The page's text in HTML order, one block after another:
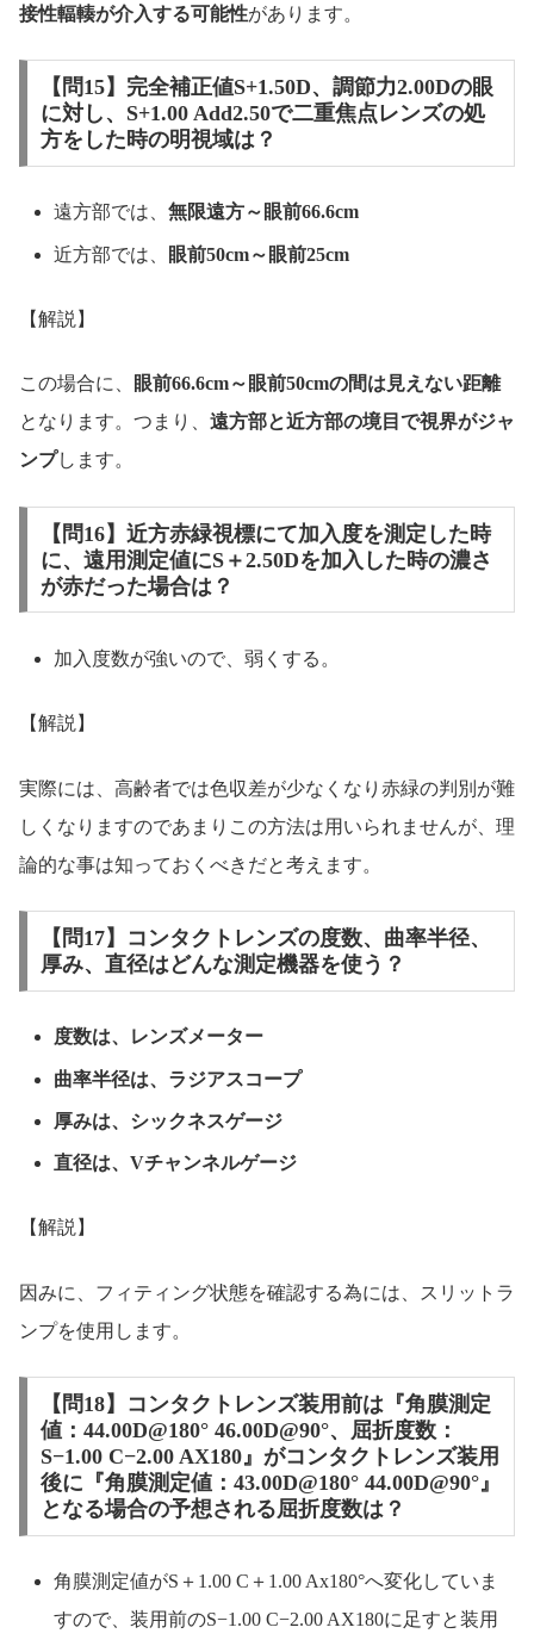
接性輻輳が介入する可能性があります。
【問15】完全補正値S+1.50D、調節力2.00Dの眼
に対し、S+1.00 Add2.50で二重焦点レンズの処
方をした時の明視域は？
遠方部では、無限遠方～眼前66.6cm
近方部では、 眼前50cm～眼前25cm
【解説】
この場合に、
眼前66.6cm～眼前50cmの間は見えない距離
となります。つまり、 遠方部と近方部の境目で視界がジャ
ンプします。
【問16】近方赤緑視標にて加入度を測定した時
に、遠用測定値にS＋2.50Dを加入した時の濃さ
が赤だった場合は？
加入度数が強いので、弱くする。
【解説】
実際には、高齢者では色収差が少なくなり赤緑の判別が難
しくなりますのであまりこの方法は用いられませんが、理
論的な事は知っておくべきだと考えます。
【問17】コンタクトレンズの度数、曲率半径、
厚み、直径はどんな測定機器を使う？
度数は、レンズメーター
曲率半径は、ラジアスコープ
厚みは、シックネスゲージ
直径は、Vチャンネルゲージ
【解説】
因みに、フィティング状態を確認する為には、スリットラ
ンプを使用します。
【問18】コンタクトレンズ装用前は『角膜測定
値：44.00D@180° 46.00D@90°、屈折度数：
S−1.00 C−2.00 AX180』がコンタクトレンズ装用
後に『角膜測定値：43.00D@180° 44.00D@90°』
となる場合の予想される屈折度数は？
角膜測定値がS＋1.00 C＋1.00 Ax180°へ変化していま
すので、装用前のS−1.00 C−2.00 AX180に足すと装用